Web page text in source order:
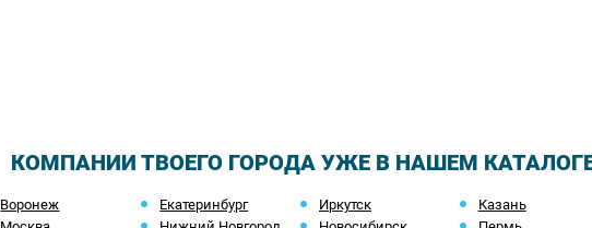
КОМПАНИИ ТВОЕГО ГОРОДА УЖЕ В НАШЕМ
Воронеж Екатеринбург Иркутск Казань